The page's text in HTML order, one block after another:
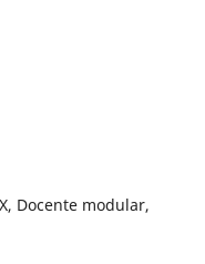
Docente modular,